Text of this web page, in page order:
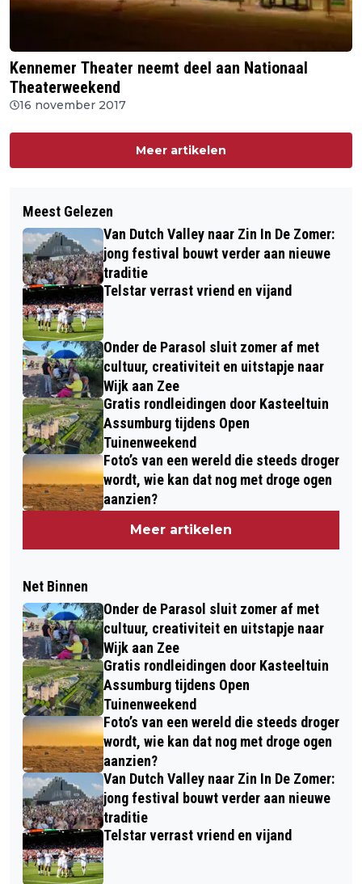
Kennemer Theater neemt deel aan Nationaal
Theaterweekend
16 november 2017
Meer artikelen
Meest Gelezen
Van Dutch Valley naar Zin In De Zomer:
jong festival bouwt verder aan nieuwe
traditie
Telstar verrast vriend en vijand
Onder de Parasol sluit zomer af met
cultuur, creativiteit en uitstapje naar
Wijk aan Zee
Gratis rondleidingen door Kasteeltuin
Assumburg tijdens Open
Tuinenweekend
Foto’s van een wereld die steeds droger
wordt, wie kan dat nog met droge ogen
aanzien?
Meer artikelen
Net Binnen
Onder de Parasol sluit zomer af met
cultuur, creativiteit en uitstapje naar
Wijk aan Zee
Gratis rondleidingen door Kasteeltuin
Assumburg tijdens Open
Tuinenweekend
Foto’s van een wereld die steeds droger
wordt, wie kan dat nog met droge ogen
aanzien?
Van Dutch Valley naar Zin In De Zomer:
jong festival bouwt verder aan nieuwe
traditie
Telstar verrast vriend en vijand